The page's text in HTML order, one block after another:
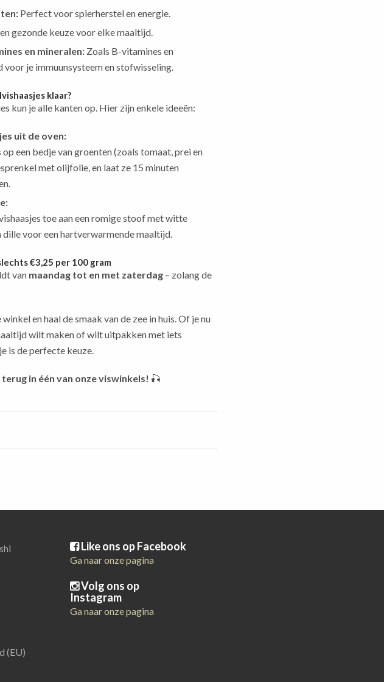
Perfect voor spierherstel en energie.
gezonde keuze voor elke maaltijd.
en mineralen:Zoals B-vitamines en
voor je immuunsysteem en stofwisseling.
klaar?
kun je alle kanten op. Hier zijn enkele ideeën:
uit de oven:
op een bedje van groenten (zoals tomaat, prei en
met olijfolie, en laat ze 15 minuten
toe aan een romige stoof met witte
dille voor een hartverwarmende maaltijd.
€3,25 per 100 gram
van maandag tot en met zaterdag– zolang de
en haal de smaak van de zee in huis. Of je nu
wilt maken of wilt uitpakken met iets
is de perfecte keuze.
in één van onze viswinkels! 🎣
(EU)
Like ons op Facebook
Ga naar onze pagina
Volg ons op
Instagram
Ga naar onze pagina